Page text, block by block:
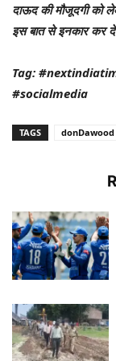
दाऊद की मौजूदगी को
इस बात से इनकार कर
Tag:
#socialmedia
TAGS donDawood